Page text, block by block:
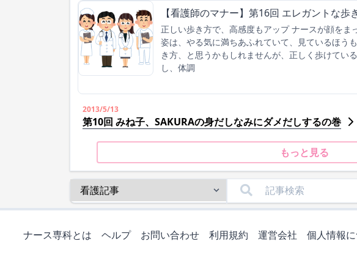
【看護師のマナー】第16回 エレガントな歩
正しい歩き方で、高感度もアップ ナースが顔をま
姿は、やる気に満ちあふれていて、見ているほう
き方、と思うかもしれませんが、正しく歩けてい
し、体調
2013/5/13
第10回 みね子、SAKURAの身だしなみにダメだしするの巻
もっと見る
ナース専科とは ヘルプ お問い合わせ 利用規約 運営会社 個人情報